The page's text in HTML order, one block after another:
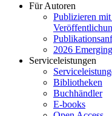
Für Autoren
Publizieren
2026
Serviceleistungen
Bibliotheken
Buchhändler
E-books